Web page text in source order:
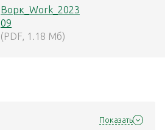
Ворк_Work_2023
09
(PDF, 1.18 Мб)
Показать